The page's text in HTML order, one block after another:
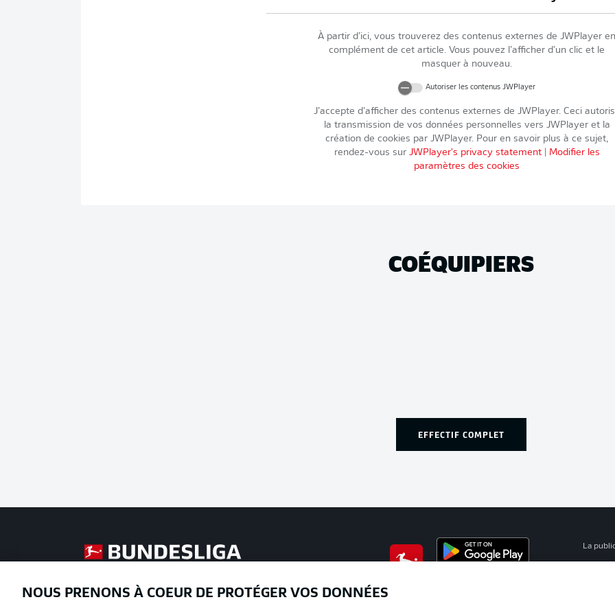
À partir d’ici, vous trouverez des contenus externes de JWPlayer en
complément de cet article. Vous pouvez l’afficher d’un clic et le
masquer à nouveau.
Autoriser les contenus JWPlayer
J’accepte d’afficher des contenus externes de JWPlayer. Ceci
la transmission de vos données personnelles vers JWPlayeret la
création de cookies par JWPlayer. Pour en savoir plus à ce sujet,
rendez-vous sur JWPlayer's privacy statement| Modifier les
paramètres des cookies
COÉQUIPIERS
EFFECTIF COMPLET
La
NOUS PRENONS À COEUR DE PROTÉGER VOS DONNÉES